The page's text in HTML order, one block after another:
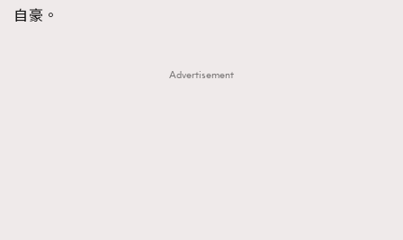
自豪。
Advertisement